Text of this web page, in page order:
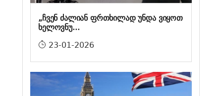
„ჩვენ ძალიან ფრთხილად უნდა ვიყოთ
ხელოვნუ...
23-01-2026